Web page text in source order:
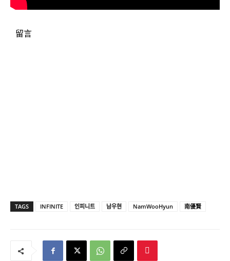
留言
TAGS INFINITE 인피니트 남우현 NamWooHyun 南優賢